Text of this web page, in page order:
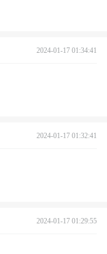
2024-01-17 01:34:41
2024-01-17 01:32:41
2024-01-17 01:29:55